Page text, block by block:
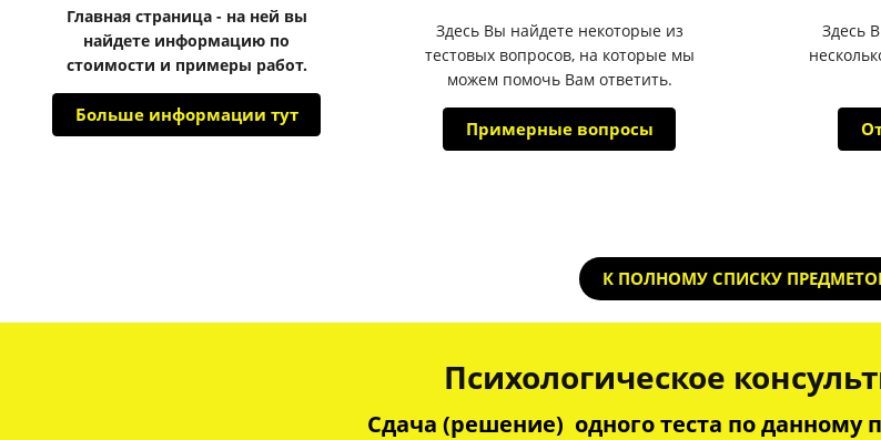
Главная страница - на ней вы
найдете информацию по
стоимости и примеры работ.
Больше информации тут
Здесь Вы найдете некоторые из
тестовых вопросов, на которые мы
можем помочь Вам ответить.
Примерные вопросы
Здесь
К ПОЛНОМУ СПИСКУ
Психологическое
Сдача (решение) одного теста по данному